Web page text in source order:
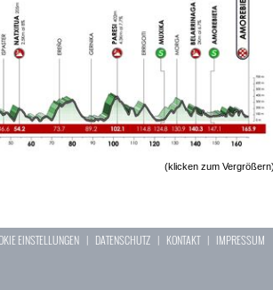
(klicken zum
EINSTELLUNGEN | DATENSCHUTZ | KONTAKT| IMPRESSUM